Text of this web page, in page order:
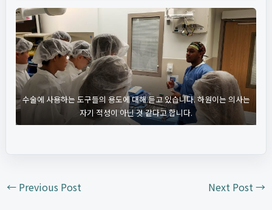
수술에 사용하는 도구들의 용도에 대해 듣고 있습니다. 하원이는 의사는
자기 적성이 아닌 것 같다고 합니다.
←Previous Post Next Post→